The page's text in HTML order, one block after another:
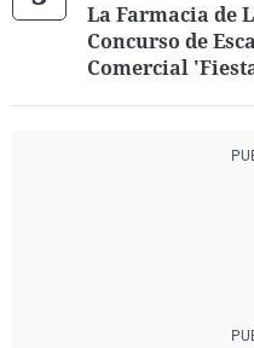
La Farmacia de
Concurso de
Comercial